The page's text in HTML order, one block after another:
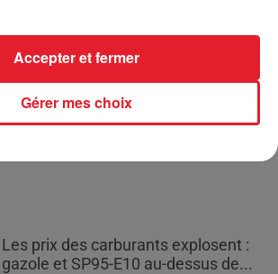
Bouches-du-Rhône : les ossements
Les prix des carburants explosent :
gazole et SP95-E10 au-dessus de...
Gérer mes choix
Accepter et fermer